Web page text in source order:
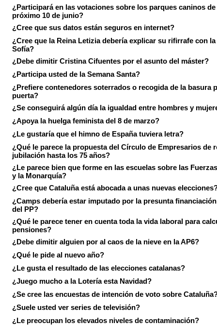
¿Participará en las votaciones sobre los parques caninos de
próximo 10 de junio?
¿Cree que sus datos están seguros en internet?
¿Cree que la Reina Letizia debería explicar su rifirrafe con la
Sofía?
¿Debe dimitir Cristina Cifuentes por el asunto del máster?
¿Participa usted de la Semana Santa?
¿Prefiere contenedores soterrados o recogida de la basura
puerta?
¿Se conseguirá algún día la igualdad entre hombres y
¿Apoya la huelga feminista del 8 de marzo?
¿Le gustaría que el himno de España tuviera letra?
¿Qué le parece la propuesta del Círculo de Empresarios de
jubilación hasta los 75 años?
¿Le parece bien que forme en las escuelas sobre las
y la Monarquía?
¿Cree que Cataluña está abocada a unas nuevas
¿Camps debería estar imputado por la presunta
del PP?
¿Qué le parece tener en cuenta toda la vida laboral para
pensiones?
¿Debe dimitir alguien por al caos de la nieve en la AP6?
¿Qué le pide al nuevo año?
¿Le gusta el resultado de las elecciones catalanas?
¿Juego mucho a la Lotería esta Navidad?
¿Se cree las encuestas de intención de voto sobre
¿Suele usted ver series de televisión?
¿Le preocupan los elevados niveles de contaminación?